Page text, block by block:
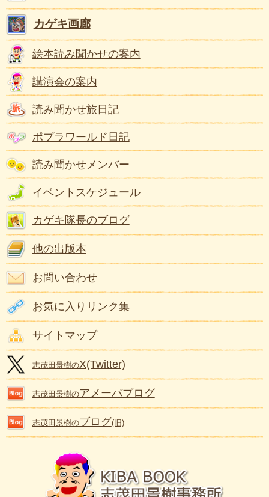
カゲキ画廊
絵本読み聞かせの案内
講演会の案内
読み聞かせ旅日記
ポプラワールド日記
読み聞かせメンバー
イベントスケジュール
カゲキ隊長のブログ
他の出版本
お問い合わせ
お気に入りリンク集
サイトマップ
志茂田景樹のX(Twitter)
志茂田景樹のアメーバブログ
志茂田景樹のブログ(旧)